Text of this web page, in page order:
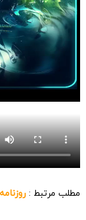
مطلب مرتبط :